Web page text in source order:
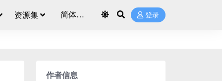
资源集 登录
作者信息